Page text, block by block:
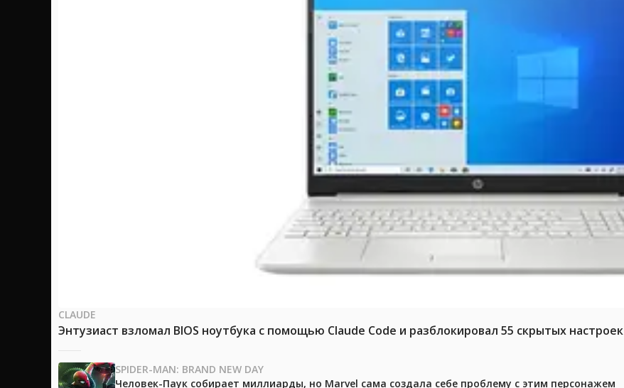
CLAUDE
Энтузиаст взломал BIOS ноутбука с помощью Claude Code и разблокировал 55 скрытых настроек
SPIDER-MAN: BRAND NEW DAY
Человек-Паук собирает миллиарды, но Marvel сама создала себе проблему с этим персонажем